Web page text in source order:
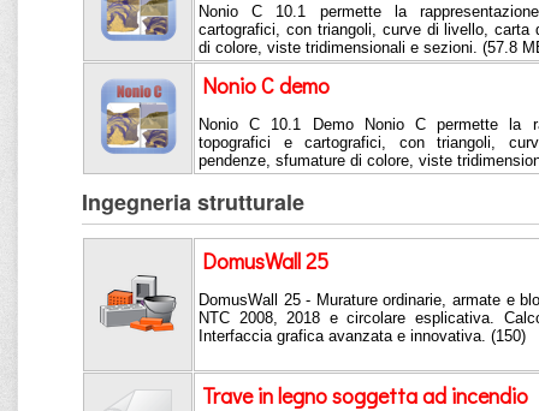
Nonio C 10.1 permette la
cartografici, con triangoli, curve di livello, carta
di colore, viste tridimensionali e sezioni. (57.8
Nonio C demo
Nonio C 10.1 Demo Nonio C permette la
topografici e cartografici, con triangoli,
pendenze, sfumature di colore, viste
Ingegneria strutturale
DomusWall 25
DomusWall 25 - Murature ordinarie, armate e
NTC 2008, 2018 e circolare esplicativa.
Interfaccia grafica avanzata e innovativa. (150)
Trave in legno soggetta ad incendio